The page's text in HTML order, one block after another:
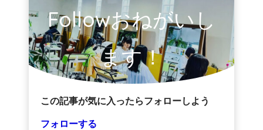
Followおねがいし
ます！
この記事が気に入ったらフォローしよう
フォローする